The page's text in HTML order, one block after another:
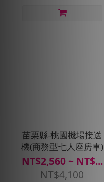
苗栗縣-桃園機場接送
機(商務型七人座房車)
NT$2,560 ~ NT$...
NT$4,100